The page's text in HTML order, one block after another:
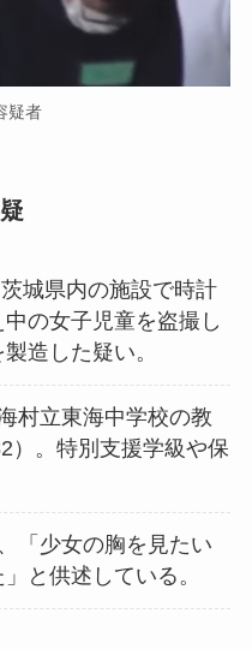
疑者
城県内の施設で時計
の女子児童を盗撮し
造した疑い。
村立東海中学校の教
）。特別支援学級や保
「少女の胸を見たい
と供述している。